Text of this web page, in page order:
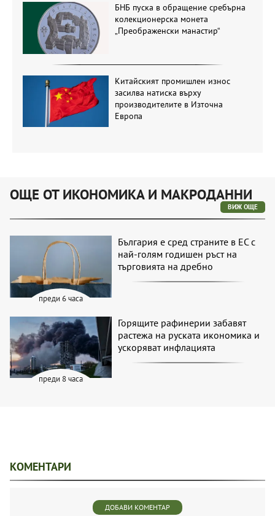
БНБ пуска в обращение сребърна
колекционерска монета
„Преображенски манастир“
Китайският промишлен износ
засилва натиска върху
производителите в Източна
Европа
ОЩЕ ОТ ИКОНОМИКА И МАКРОДАННИ
ВИЖ ОЩЕ
преди 6 часа
България е сред страните в ЕС с
най-голям годишен ръст на
търговията на дребно
преди 8 часа
Горящите рафинерии забавят
растежа на руската икономика и
ускоряват инфлацията
КОМЕНТАРИ
ДОБАВИ КОМЕНТАР